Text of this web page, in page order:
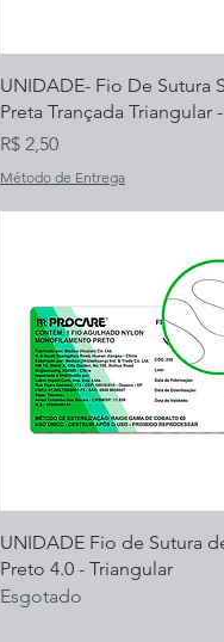
UNIDADE- Fio De Sutura
Preta Trançada Triangular
Preço
R$ 2,50
Método de Entrega
UNIDADE Fio de Sutura
Preto 4.0 - Triangular
Esgotado